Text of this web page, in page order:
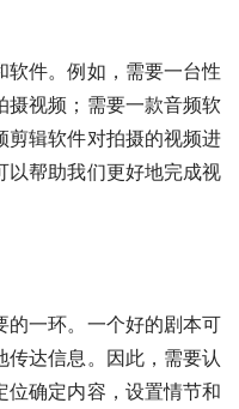
件。例如，需要一台性
摄视频；需要一款音频软
剪辑软件对拍摄的视频进
以帮助我们更好地完成视
的一环。一个好的剧本可
达信息。因此，需要认
确定内容，设置情节和